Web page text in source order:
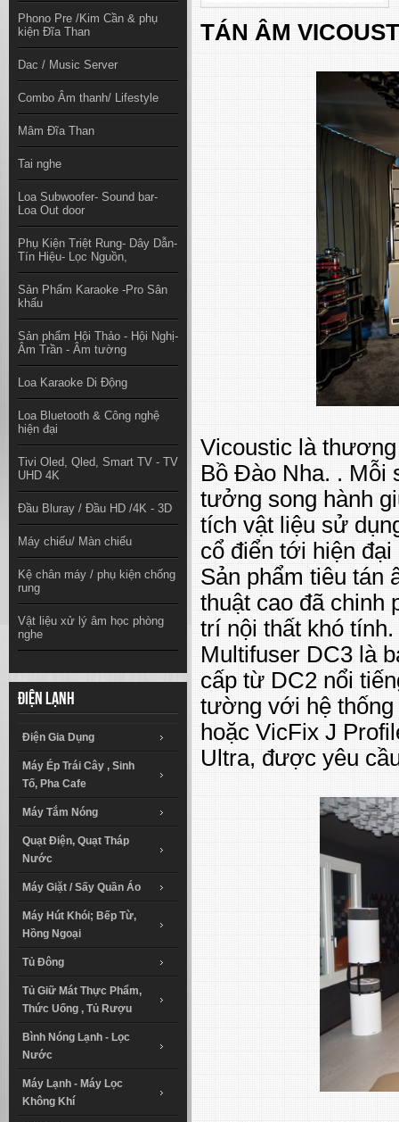
Phono Pre /Kim Cần & phụ
kiện Đĩa Than
Dac / Music Server
Combo Âm thanh/ Lifestyle
Mâm Đĩa Than
Tai nghe
Loa Subwoofer- Sound bar-
Loa Out door
Phụ Kiện Triệt Rung- Dây Dẫn-
Tín Hiệu- Lọc Nguồn,
Sản Phẩm Karaoke -Pro Sân
khấu
Sản phẩm Hội Thảo - Hội Nghị-
Âm Trần - Âm tường
Loa Karaoke Di Động
Loa Bluetooth & Công nghệ
hiện đại
Tivi Oled, Qled, Smart TV - TV
UHD 4K
Đầu Bluray / Đầu HD /4K - 3D
Máy chiếu/ Màn chiếu
Kệ chân máy / phụ kiện chống
rung
Vật liệu xử lý âm học phòng
nghe
Điện lạnh
Điện Gia Dụng
Máy Ép Trái Cây , Sinh
Tố, Pha Cafe
Máy Tắm Nóng
Quạt Điện, Quạt Tháp
Nước
Máy Giặt / Sấy Quần Áo
Máy Hút Khói; Bếp Từ,
Hồng Ngoại
Tủ Đông
Tủ Giữ Mát Thực Phẩm,
Thức Uống , Tủ Rượu
Bình Nóng Lạnh - Lọc
Nước
Máy Lạnh - Máy Lọc
Không Khí
TÁN ÂM
Vicoustic là
Bồ Đào Nha. . Mỗi
tưởng song hành
tích vật liệu sử
cổ điển tới hiện
Sản phẩm tiêu tán
thuật cao đã chinh
trí nội thất khó tính.
Multifuser DC3 là
cấp từ DC2 nổi
tường với hệ
hoặc VicFix J
Ultra, được yêu